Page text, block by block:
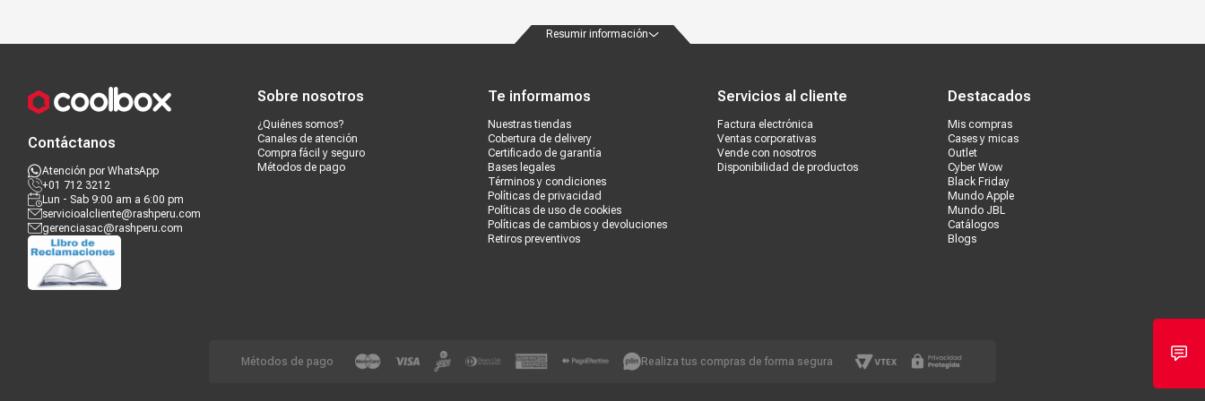
Resumir información
Contáctanos
Atención por WhatsApp
+01 712 3212
Lun - Sab 9:00 am a 6:00 pm
servicioalcliente@rashperu.com
gerenciasac@rashperu.com
Sobre nosotros
¿Quiénes somos?
Canales de atención
Compra fácil y seguro
Métodos de pago
Te informamos
Nuestras tiendas
Cobertura de delivery
Certificado de garantía
Bases legales
Términos y condiciones
Políticas de privacidad
Políticas de uso de cookies
Políticas de cambios y devoluciones
Retiros preventivos
Servicios al cliente
Factura electrónica
Ventas corporativas
Vende con nosotros
Disponibilidad de productos
Destacados
Mis compras
Cases y micas
Outlet
Cyber Wow
Black Friday
Mundo Apple
Mundo JBL
Catálogos
Blogs
Métodos de pago Realiza tus compras de forma segura